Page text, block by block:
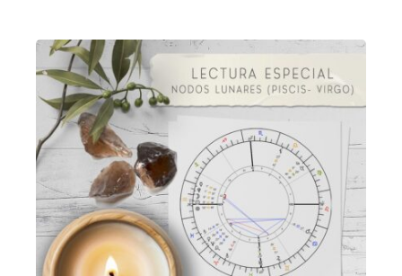
era:
192.
es:
128.